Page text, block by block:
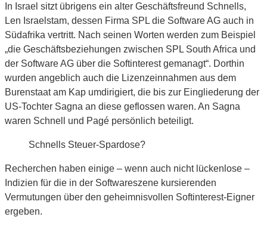
In Israel sitzt übrigens ein alter Geschäftsfreund Schnells,
Len Israelstam, dessen Firma SPL die Software AG auch in
Südafrika vertritt. Nach seinen Worten werden zum Beispiel
„die Geschäftsbeziehungen zwischen SPL South Africa und
der Software AG über die Softinterest gemanagt“. Dorthin
wurden angeblich auch die Lizenzeinnahmen aus dem
Burenstaat am Kap umdirigiert, die bis zur Eingliederung der
US-Tochter Sagna an diese geflossen waren. An Sagna
waren Schnell und Pagé persönlich beteiligt.
Schnells Steuer-Spardose?
Recherchen haben einige – wenn auch nicht lückenlose –
Indizien für die in der Softwareszene kursierenden
Vermutungen über den geheimnisvollen Softinterest-Eigner
ergeben.